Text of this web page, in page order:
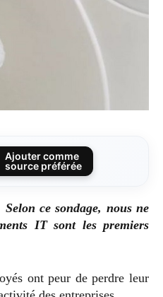
Ajouter comme
source préférée
ce sondage, nous ne
IT sont les premiers
ont peur de perdre leur